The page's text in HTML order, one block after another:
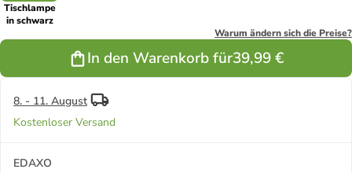
Tischlampe
in schwarz
Warum ändern sich die Preise?
In den Warenkorb für39,99 €
8. - 11. August
Kostenloser Versand
EDAXO